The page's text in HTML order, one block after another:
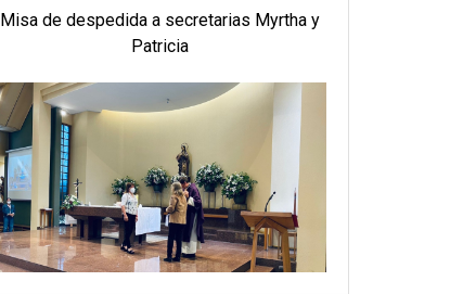
Misa de despedida a secretarias Myrtha y
Patricia